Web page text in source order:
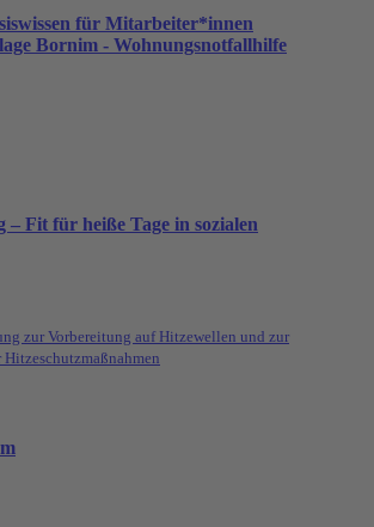
für Mitarbeiter*innen
Bornim - Wohnungsnotfallhilfe
– Fit für heiße Tage in sozialen
zur Vorbereitung auf Hitzewellen und zur